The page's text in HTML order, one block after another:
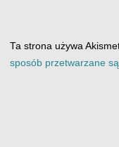
Ta strona używa
sposób przetwarzane